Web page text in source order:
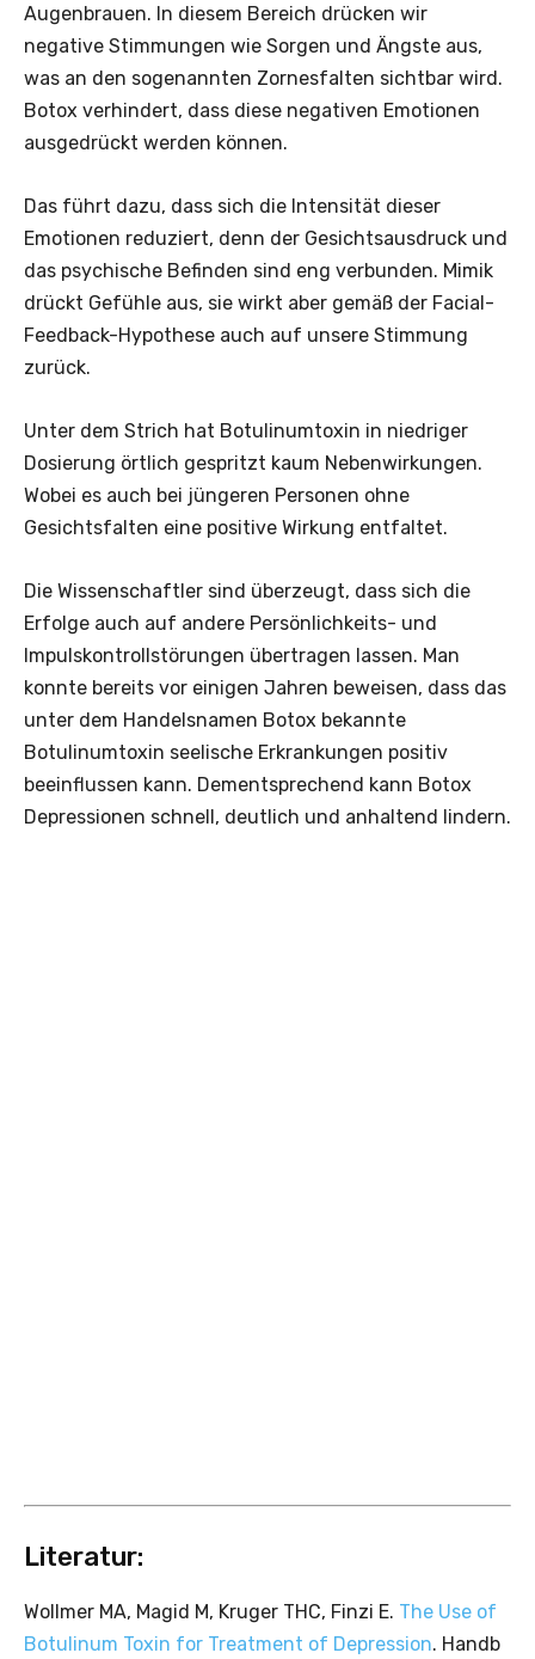
Augenbrauen. In diesem Bereich drücken wir
negative Stimmungen wie Sorgen und Ängste aus,
was an den sogenannten Zornesfalten sichtbar wird.
Botox verhindert, dass diese negativen Emotionen
ausgedrückt werden können.
Das führt dazu, dass sich die Intensität dieser
Emotionen reduziert, denn der Gesichtsausdruck und
das psychische Befinden sind eng verbunden. Mimik
drückt Gefühle aus, sie wirkt aber gemäß der Facial-
Feedback-Hypothese auch auf unsere Stimmung
zurück.
Unter dem Strich hat Botulinumtoxin in niedriger
Dosierung örtlich gespritzt kaum Nebenwirkungen.
Wobei es auch bei jüngeren Personen ohne
Gesichtsfalten eine positive Wirkung entfaltet.
Die Wissenschaftler sind überzeugt, dass sich die
Erfolge auch auf andere Persönlichkeits- und
Impulskontrollstörungen übertragen lassen. Man
konnte bereits vor einigen Jahren beweisen, dass das
unter dem Handelsnamen Botox bekannte
Botulinumtoxin seelische Erkrankungen positiv
beeinflussen kann. Dementsprechend kann Botox
Depressionen schnell, deutlich und anhaltend lindern.
Literatur:
Wollmer MA, Magid M, Kruger THC, Finzi E. The Use of
Botulinum Toxin for Treatment of Depression. Handb